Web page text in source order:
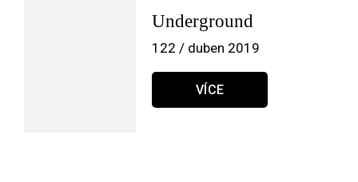
Underground
122 / duben 2019
VÍCE